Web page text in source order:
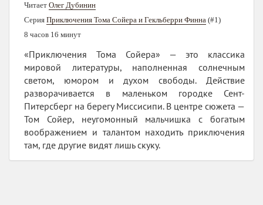
Читает Олег Дубинин
Серия Приключения Тома Сойера и Гекльберри Финна (#1)
8 часов 16 минут
«Приключения Тома Сойера» — это классика
мировой литературы, наполненная солнечным
светом, юмором и духом свободы. Действие
разворачивается в маленьком городке Сент-
Питерсберг на берегу Миссисипи. В центре сюжета —
Том Сойер, неугомонный мальчишка с богатым
воображением и талантом находить приключения
там, где другие видят лишь скуку.